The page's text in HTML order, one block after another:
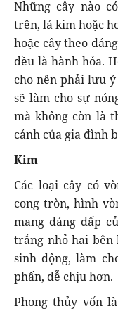
Những cây nào
trên, lá kim hoặc
hoặc cây theo
đều là hành hỏa.
cho nên phải lưu
sẽ làm cho sự
mà không còn là
cảnh của gia đình
Kim
Các loại cây có
cong tròn, hình
mang dáng dấp
trắng nhỏ hai bên
sinh động, làm
phấn, dễ chịu hơn.
Phong thủy vốn